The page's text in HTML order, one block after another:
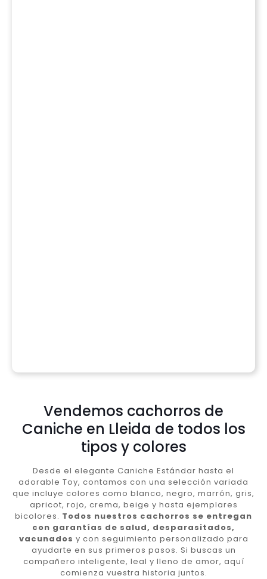
Vendemos cachorros de
Caniche en Lleida de todos los
tipos y colores
Desde el elegante Caniche Estándar hasta el
adorable Toy, contamos con una selección variada
que incluye colores como blanco, negro, marrón, gris,
apricot, rojo, crema, beige y hasta ejemplares
bicolores. Todos nuestros cachorros se entregan
con garantías de salud, desparasitados,
vacunados y con seguimiento personalizado para
ayudarte en sus primeros pasos. Si buscas un
compañero inteligente, leal y lleno de amor, aquí
comienza vuestra historia juntos.